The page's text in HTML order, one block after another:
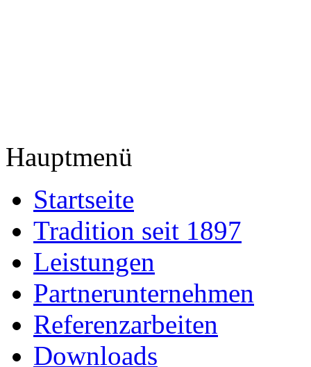
Hauptmenü
Startseite
Tradition seit 1897
Leistungen
Partnerunternehmen
Referenzarbeiten
Downloads